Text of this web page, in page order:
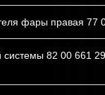
фары правая 77
82 00 661